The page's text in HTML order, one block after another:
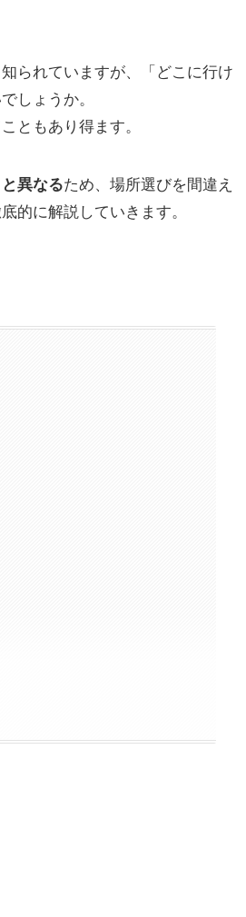
られていますが、「どこに行け
しょうか。
ともあり得ます。
異なるため、場所選びを間違え
的に解説していきます。